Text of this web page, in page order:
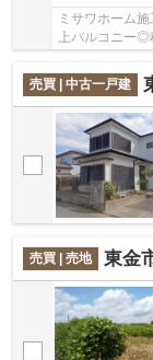
ミサワホーム
上バルコニー
売買 | 中古一戸建
売買 | 売地 東金